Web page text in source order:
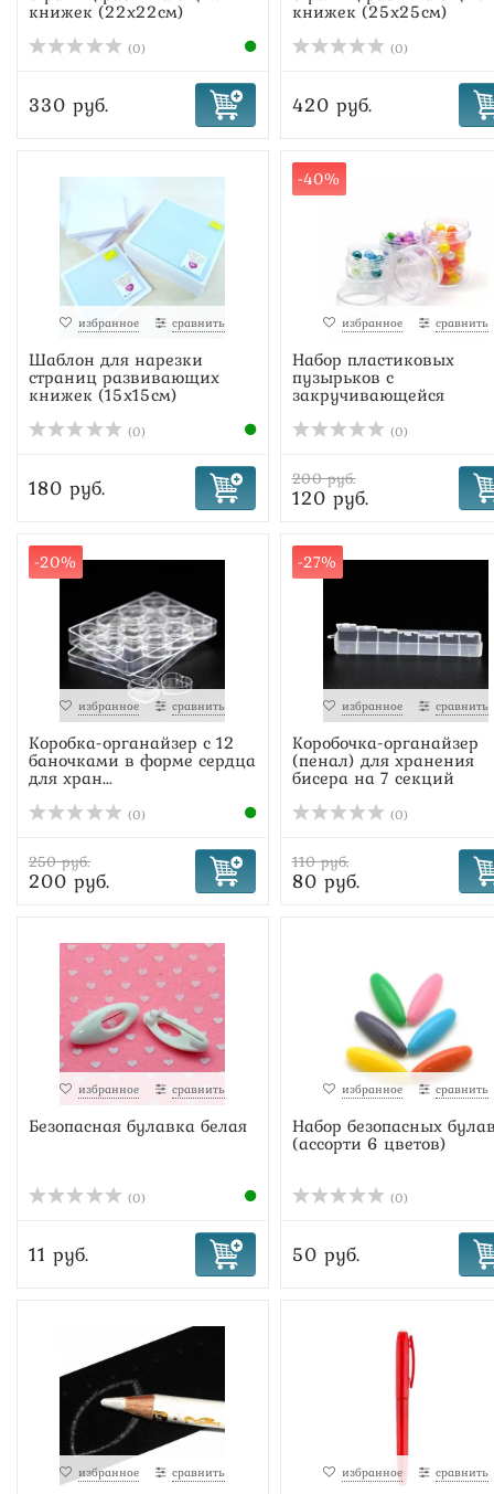
книжек (22х22см)
(0)
330 руб.
книжек (25х25см)
(0)
420 руб.
избранное сравнить
Шаблон для нарезки
страниц развивающих
книжек (15х15см)
(0)
180 руб.
-40%
избранное сравнить
Набор пластиковых
пузырьков с
закручивающейся
крышкой (кр...
(0)
200 руб.
120 руб.
-20%
избранное сравнить
Коробка-органайзер с 12
баночками в форме сердца
для хран...
(0)
250 руб.
200 руб.
-27%
избранное сравнить
Коробочка-органайзер
(пенал) для хранения
бисера на 7 секций
(0)
110 руб.
80 руб.
избранное сравнить
Безопасная булавка белая
(0)
11 руб.
избранное сравнить
Набор безопасных
(ассорти 6 цветов)
(0)
50 руб.
избранное сравнить избранное сравнить